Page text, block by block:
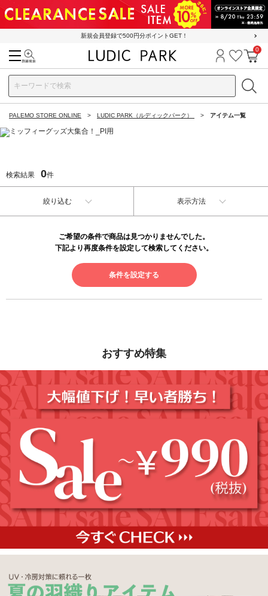
新規会員登録で500円分ポイントGET！
ログイン
お気に
カ
0
PALEMO STORE ONLINE LUDIC PARK（ルディックパーク） アイテム一覧
検索結果 0件
絞り込む 表示方法
ご希望の条件で商品は見つかりませんでした。
下記より再度条件を設定して検索してください。
条件を設定する
おすすめ特集